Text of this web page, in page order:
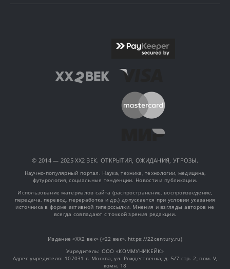
© 2014 — 2025 XX2 ВЕК. ОТКРЫТИЯ, ОЖИДАНИЯ, УГРОЗЫ.
Научно-популярный портал. Наука, техника, технологии, медицина,
футурология, социальные тенденции. Новости и публикации.
Использование материалов сайта (распространение, воспроизведение,
передача, перевод, переработка и др.) допускается при условии указания
источника в форме активной гиперссылки. Мнения и взгляды авторов не
всегда совпадают с точкой зрения редакции.
Издание «XX2 век» («22 век», https://22century.ru)
Учредитель: OOO «КОММУНИКЕЙК»
Адрес учредителя: 107031 г. Москва, ул. Рождественка, д. 5/7 стр. 2, пом. V,
комн. 18